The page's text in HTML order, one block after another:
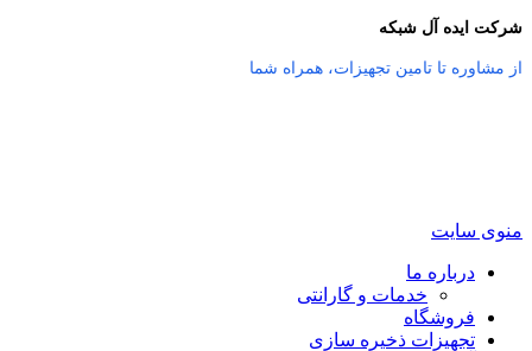
شرکت ایده آل شبکه
از مشاوره تا تامین تجهیزات، همراه شما
منوی سایت
درباره ما
خدمات و گارانتی
فروشگاه
تجهیزات ذخیره سازی